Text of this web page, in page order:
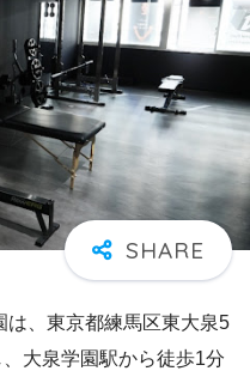
は、東京都練馬区東大泉5
大泉学園駅から徒歩1分